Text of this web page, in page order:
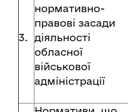
3.
нормативно-
правові засади
діяльності
обласної
військової
адміністрації